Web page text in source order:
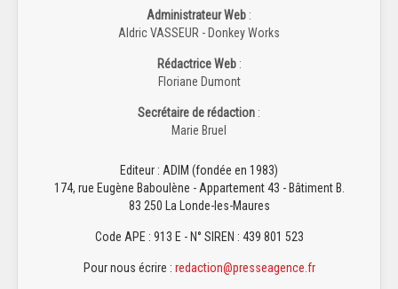
Administrateur Web :
Aldric VASSEUR - Donkey Works
Rédactrice Web:
Floriane Dumont
Secrétaire de rédaction :
Marie Bruel
Editeur : ADIM (fondée en 1983)
174, rue Eugène Baboulène - Appartement 43 - Bâtiment B.
83 250 La Londe-les-Maures
Code APE : 913 E - N° SIREN : 439 801 523
Pour nous écrire : redaction@presseagence.fr